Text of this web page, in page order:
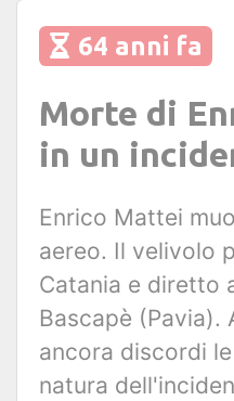
64 anni fa
Morte di
in un
Enrico Mattei
aereo. Il velivolo
Catania e diretto
Bascapè (Pavia).
ancora discordi
natura